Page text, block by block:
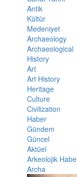
Antik
Kültür
Medeniyet
Archaeology
Archaeological
History
Art
Art History
Heritage
Culture
Civilization
Haber
Gündem
Güncel
Aktüel
Arkeolojik
Archa